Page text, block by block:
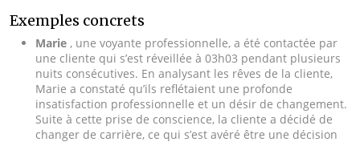
Exemples concrets
Marie , une voyante professionnelle, a été contactée par
une cliente qui s’est réveillée à 03h03 pendant plusieurs
nuits consécutives. En analysant les rêves de la cliente,
Marie a constaté qu’ils reflétaient une profonde
insatisfaction professionnelle et un désir de changement.
Suite à cette prise de conscience, la cliente a décidé de
changer de carrière, ce qui s’est avéré être une décision